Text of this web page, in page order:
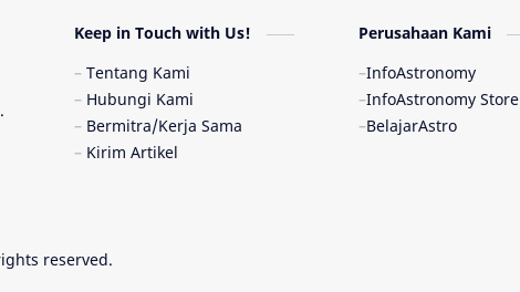
Keep in Touch with Us!
Tentang Kami
Hubungi Kami
Bermitra/Kerja Sama
Kirim Artikel
Perusahaan Kami
InfoAstronomy
InfoAstronomy Store
BelajarAstro
reserved.